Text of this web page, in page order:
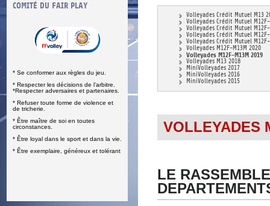
COMITÉ DU FAIR PLAY
* Se conformer aux règles du jeu.
* Respecter les décisions de l’arbitre.
*Respecter adversaires et partenaires.
* Refuser toute forme de violence et
de tricherie.
* Être maître de soi en toutes
circonstances.
* Être loyal dans le sport et dans la vie.
* Être exemplaire, généreux et tolérant
LUTTE CONTRE LES VIOLENCES MA PETITE
Volleyades Crédit Mutuel M13
Volleyades Crédit Mutuel M12F-
Volleyades Crédit Mutuel M12F-
Volleyades Crédit Mutuel M12F-
Volleyades Crédit Mutuel M12F-
Volleyades M12F-M13M 2020
Volleyades M12F-M13M 2019
Volleyades M13 2018
MiniVolleyades 2017
MiniVolleyades 2016
MiniVolleyades 2015
VOLLEYADES
LE